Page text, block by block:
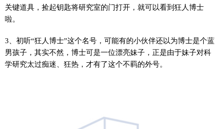
关键道具，捡起钥匙将研究室的门打开，就可以看到狂人博士
啦。
3、初听“狂人博士”这个名号，可能有的小伙伴还以为博士是个蓝
男孩子，其实不然，博士可是一位漂亮妹子，正是由于妹子对科
学研究太过痴迷、狂热，才有了这个不羁的外号。